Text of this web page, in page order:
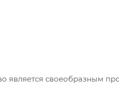
является своеобразным